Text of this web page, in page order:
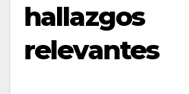
hallazgos
relevantes